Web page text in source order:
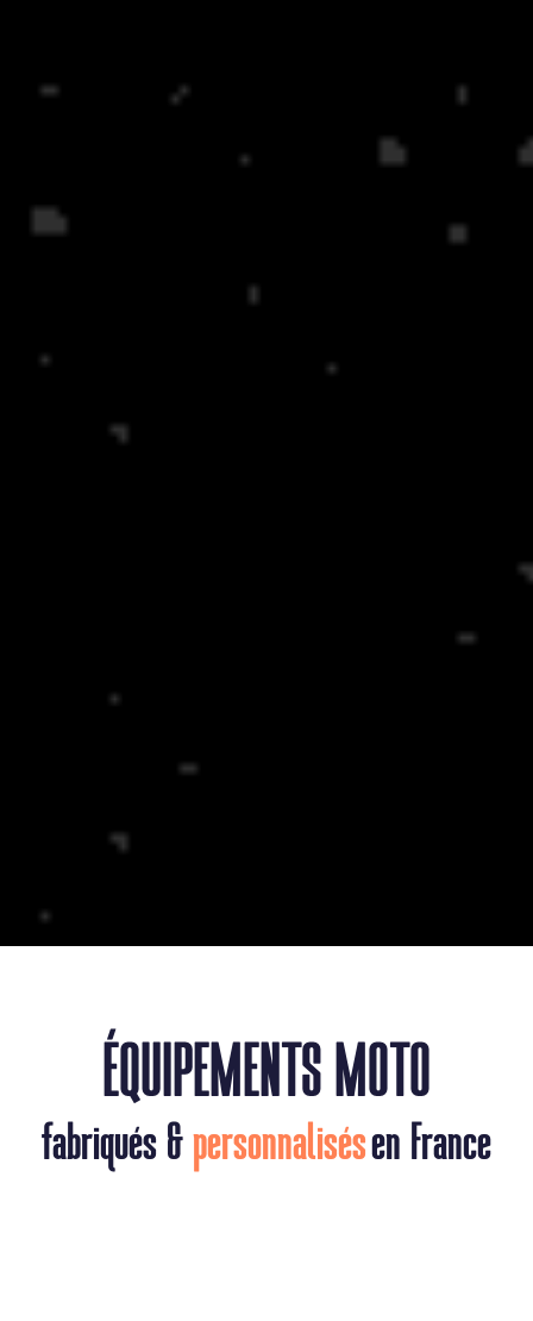
ÉQUIPEMENTSMOTO
fabriqués &personnalisésen France